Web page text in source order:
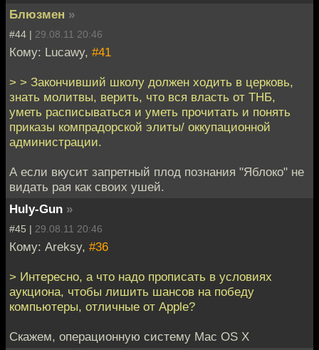
Блюзмен »
#44 | 29.08.11 20:46
Кому: Lucawy, #41
> > Закончивший школу должен ходить в церковь,
знать молитвы, верить, что вся власть от ТНБ,
уметь расписываться и уметь прочитать и понять
приказы компрадорской элиты/ оккупационной
администрации.
А если вкусит запретный плод познания "Яблоко" не
видать рая как своих ушей.
Huly-Gun »
#45 | 29.08.11 20:46
Кому: Areksy, #36
> Интересно, а что надо прописать в условиях
аукциона, чтобы лишить шансов на победу
компьютеры, отличные от Apple?
Скажем, операционную систему Mac OS X